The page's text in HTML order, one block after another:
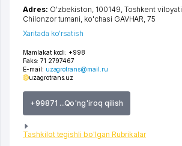
Mamlakat kodi: +998
Faks: 71 2797467
E-mail: uzagrotrans@mail.ru
uzagrotrans.uz
+99871 ...Qo'ng'iroq qilish
Tashkilot tegishli bo'lgan Rubrikalar
Adres: O'zbekiston, 100149, Toshkent viloyati
Chilonzor tumani ko'chasi GAVHAR , 75
Xaritada ko'rsatish